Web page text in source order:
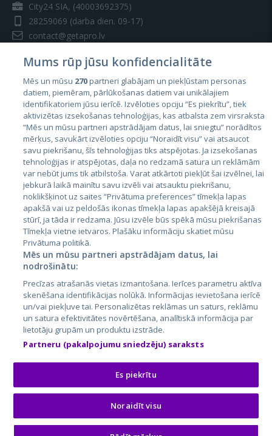
City24 SIA, (40003692375)
28259069 (darba dien. 09-17)
contact@getapro.lv
Valstis
Igaunija
Latvija
Lietuva
City24.lv
City24.ee
GetaPro.lv
GetaPro.ee
Skelbiu.lt
Autoplius.lt
Aruodas.lt
CVbankas.lt
Kainos.lt
Paslaugos.lt
auto24.ee
Osta.ee
KuldneBörs.ee
© 2026 GetaPro. Visas tiesības aizsargātas.
Mums rūp jūsu konfidencialitāte
Mēs un mūsu 270partneri glabājam un piekļūstam personas
datiem, piemēram, pārlūkošanas datiem vai unikālajiem
identifikatoriem jūsu ierīcē. Izvēloties opciju “Es piekrītu”, tiek
aktivizētas izsekošanas tehnoloģijas, kas atbalsta zem virsraksta
“Mēs un mūsu partneri apstrādājam datus, lai sniegtu” norādītos
mērķus, savukārt izvēloties opciju “Noraidīt visu” vai atsaucot
savu piekrišanu, šīs tehnoloģijas tiks atspējotas. Ja izsekošanas
tehnoloģijas ir atspējotas, daļa no redzamā satura un reklāmām
var nebūt jums tik atbilstoša. Varat atkārtoti piekļūt šai izvēlnei, lai
jebkurā laikā mainītu savu izvēli vai atsauktu piekrišanu,
noklikšķinot uz saites “Privātuma preferences” tīmekļa lapas
apakšā vai uz peldošās ikonas tīmekļa lapas apakšējā kreisajā
stūrī, ja tāda ir redzama. Jūsu izvēle būs spēkā mūsu piekrišanas
Tīmekļa vietne ietvaros. Plašāku informāciju skatiet mūsu
Privātuma politikā.
Mēs un mūsu partneri apstrādājam datus, lai
nodrošinātu:
Precīzas atrašanās vietas izmantošana. Ierīces parametru aktīva
skenēšana identifikācijas nolūkā. Informācijas ievietošana ierīcē
un/vai piekļuve tai. Personalizētas reklāmas un saturs, reklāmu
un satura efektivitātes novērtēšana, analītiskā informācija par
lietotāju grupām un produktu izstrāde.
Partneru (pakalpojumu sniedzēju) saraksts
Es piekrītu
Noraidīt visu